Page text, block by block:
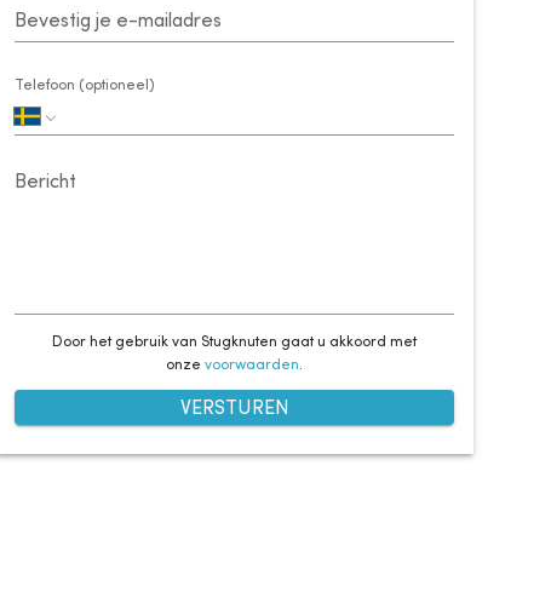
Bevestig je e-mailadres
Telefoon (optioneel)
Bericht
Door het gebruik van Stugknuten gaat u akkoord met
onze voorwaarden.
VERSTUREN